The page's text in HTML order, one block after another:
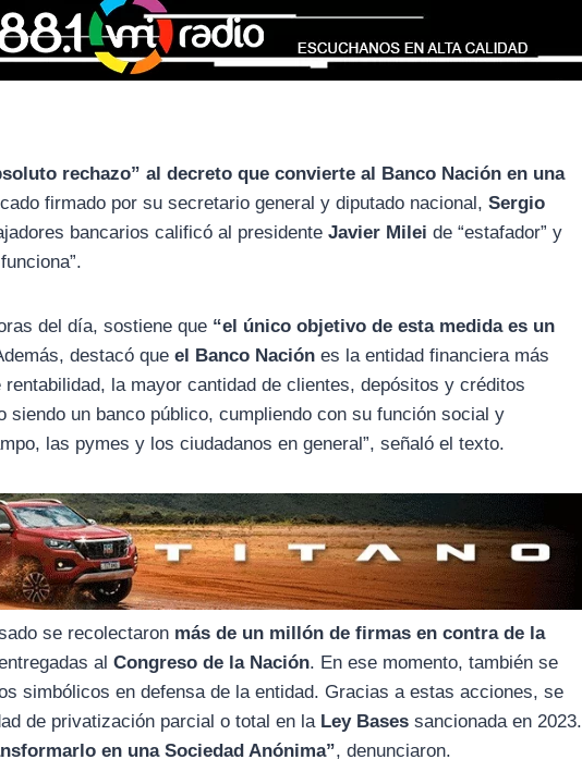
rechazo” al decreto que convierte al Banco Nación en una
firmado por su secretario general y diputado nacional,Sergio
bancarios calificó al presidenteJavier Milei de “estafador” y
del día, sostiene que “el único objetivo de esta medida es un
destacó queel Banco Nación es la entidad financiera más
la mayor cantidad de clientes, depósitos y créditos
siendo un banco público, cumpliendo con su función social y
las pymes y los ciudadanos en general”, señaló el texto.
se recolectaron más de un millón de firmas en contra de la
alCongreso de la Nación. En ese momento, también se
simbólicos en defensa de la entidad. Gracias a estas acciones, se
de privatización parcial o total en la Ley Bases sancionada en 2023.
en una Sociedad Anónima”, denunciaron.